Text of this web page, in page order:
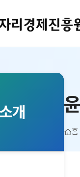
제진흥원
개
홈